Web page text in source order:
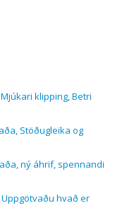
klipping, Betri
Stöðugleika og
ný áhrif, spennandi
hvað er